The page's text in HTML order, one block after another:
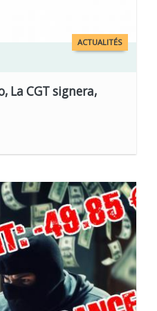
ACTUALITÉS
La CGT signera,